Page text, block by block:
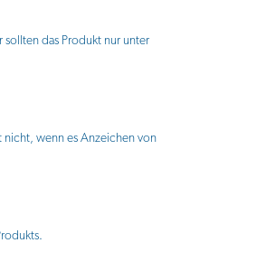
das Produkt nur unter
nicht, wenn es Anzeichen von